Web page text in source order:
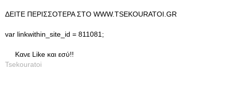
ΔΕΙΤΕ ΠΕΡΙΣΣΟΤΕΡΑ ΣΤΟ WWW.TSEKOURATOI.GR
var linkwithin_site_id = 811081;
Κανε Like και εσύ!!
Tsekouratoi